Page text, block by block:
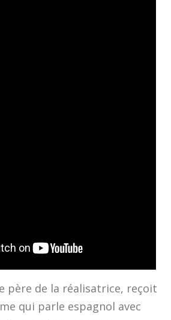
père de la réalisatrice, reçoit
qui parle espagnol avec